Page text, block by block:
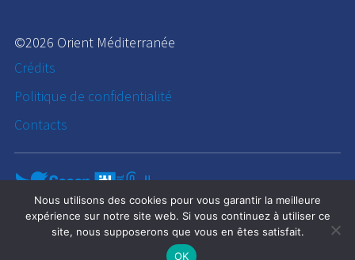
©2026 Orient Méditerranée
Crédits
Politique de confidentialité
Contacts
Nous utilisons des cookies pour vous garantir la meilleure
expérience sur notre site web. Si vous continuez à utiliser ce
site, nous supposerons que vous en êtes satisfait.
OK